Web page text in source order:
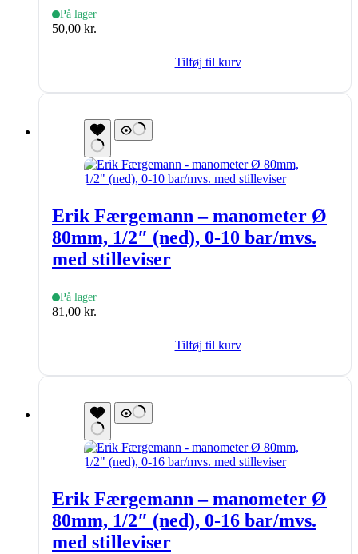
På lager
50,00 kr.
Tilføj til kurv
Erik Færgemann – manometer Ø
80mm, 1/2″ (ned), 0-10 bar/mvs.
med stilleviser
På lager
81,00 kr.
Tilføj til kurv
Erik Færgemann – manometer Ø
80mm, 1/2″ (ned), 0-16 bar/mvs.
med stilleviser